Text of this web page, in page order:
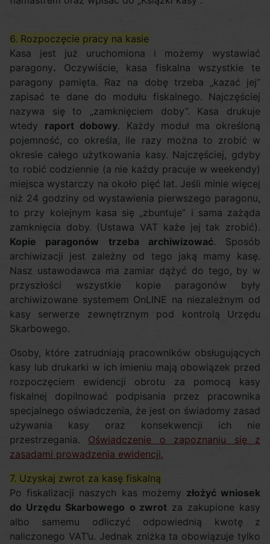
6. Rozpoczęcie pracy na kasie
Kasa jest już uruchomiona i możemy wystawiać
paragony. Oczywiście, kasa fiskalna wszystkie te
paragony pamięta. Raz na dobę trzeba „kazać jej”
zapisać te dane do modułu fiskalnego. Najczęściej
nazywa się to „zamknięciem doby”. Kasa drukuje
wtedy raport dobowy. Każdy moduł ma określoną
pojemność, co określa, ile razy można to zrobić w
okresie całego użytkowania kasy. Najczęściej, gdyby
to robić codziennie (a nie każdy pracuje w weekendy)
miejsca wystarczy na około pięć lat. Jeśli minie więcej
niż 24 godziny od wystawienia pierwszego paragonu,
to przy kolejnym kasa się „zbuntuje” i sama zażąda
zamknięcia doby. (Ustawa VAT każe jej tak zrobić).
Kopie paragonów trzeba archiwizować. Sposób
archiwizacji jest zależny od tego jaką mamy kasę.
Nasz ustawodawca ma zamiar dążyć do tego, by w
przyszłości wszystkie kopie paragonów były
archiwizowane systemem OnLINE na niezależnym od
kasy serwerze zewnętrznym pod kontrolą Urzędu
Skarbowego.
Osoby, które zatrudniają pracowników obsługujących
kasy lub drukarki w ich imieniu mają obowiązek przed
rozpoczęciem ewidencji obrotu za pomocą kasy
fiskalnej dopilnować podpisania przez pracownika
specjalnego oświadczenia, że jest on świadomy zasad
używania kasy oraz konsekwencji ich nie
przestrzegania. Oświadczenie o zapoznaniu się z
zasadami prowadzenia ewidencji.
7. Uzyskaj zwrot za kasę fiskalną
Po fiskalizacji naszych kas możemy złożyć wniosek
do Urzędu Skarbowego o zwrot za zakupione kasy
albo samemu odliczyć odpowiednią kwotę z
naliczonego VAT’u. Jednak zniżka ta obowiązuje tylko